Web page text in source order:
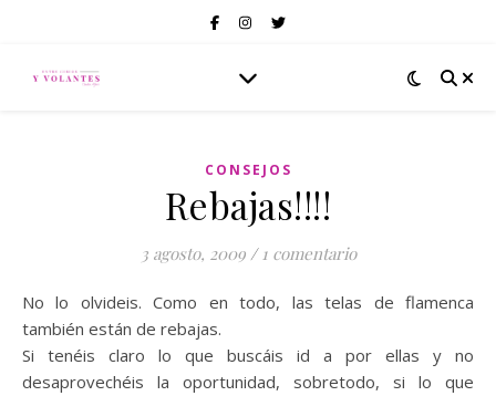
CONSEJOS
Rebajas!!!!
3 agosto, 2009 / 1 comentario
No lo olvideis. Como en todo, las telas de flamenca
también están de rebajas.
Si tenéis claro lo que buscáis id a por ellas y no
desaprovechéis la oportunidad, sobretodo, si lo que